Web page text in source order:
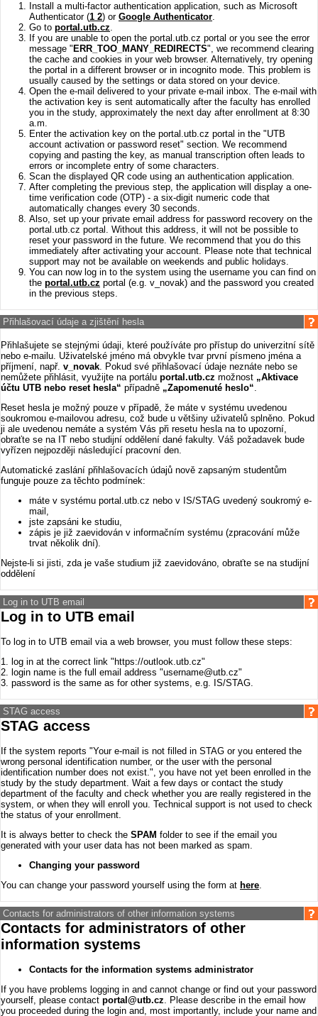
Install a multi-factor authentication application, such as Microsoft
Authenticator (1 2) or Google Authenticator.
Go to portal.utb.cz.
If you are unable to open the portal.utb.cz portal or you see the error
message " ERR_TOO_MANY_REDIRECTS", we recommend clearing
the cache and cookies in your web browser. Alternatively, try opening
the portal in a different browser or in incognito mode. This problem is
usually caused by the settings or data stored on your device.
Open the e-mail delivered to your private e-mail inbox. The e-mail with
the activation key is sent automatically after the faculty has enrolled
you in the study, approximately the next day after enrollment at 8:30
a.m.
Enter the activation key on the portal.utb.cz portal in the "UTB
account activation or password reset" section. We recommend
copying and pasting the key, as manual transcription often leads to
errors or incomplete entry of some characters.
Scan the displayed QR code using an authentication application.
After completing the previous step, the application will display a one-
time verification code (OTP) - a six-digit numeric code that
automatically changes every 30 seconds.
Also, set up your private email address for password recovery on the
portal.utb.cz portal. Without this address, it will not be possible to
reset your password in the future. We recommend that you do this
immediately after activating your account. Please note that technical
support may not be available on weekends and public holidays.
You can now log in to the system using the username you can find on
the portal.utb.cz portal (e.g. v_novak) and the password you created
in the previous steps.
Přihlašovací údaje a zjištění hesla
Přihlašujete se stejnými údaji, které používáte pro přístup do univerzitní sítě
nebo e-mailu. Uživatelské jméno má obvykle tvar první písmeno jména a
příjmení, např. v_novak. Pokud své přihlašovací údaje neznáte nebo se
nemůžete přihlásit, využijte na portálu portal.utb.cz možnost „Aktivace
účtu UTB nebo reset hesla“ případně „Zapomenuté heslo“.
Reset hesla je možný pouze v případě, že máte v systému uvedenou
soukromou e-mailovou adresu, což bude u většiny uživatelů splněno. Pokud
ji ale uvedenou nemáte a systém Vás při resetu hesla na to upozorní,
obraťte se na IT nebo studijní oddělení dané fakulty. Váš požadavek bude
vyřízen nejpozději následující pracovní den.
Automatické zaslání přihlašovacích údajů nově zapsaným studentům
funguje pouze za těchto podmínek:
máte v systému portal.utb.cz nebo v IS/STAG uvedený soukromý e-
mail,
jste zapsáni ke studiu,
zápis je již zaevidován v informačním systému (zpracování může
trvat několik dní).
Nejste-li si jisti, zda je vaše studium již zaevidováno, obraťte se na studijní
oddělení
Log in to UTB email
Log in to UTB email
To log in to UTB email via a web browser, you must follow these steps:
1. log in at the correct link "https://outlook.utb.cz"
2. login name is the full email address "username@utb.cz"
3. password is the same as for other systems, e.g. IS/STAG.
STAG access
STAG access
If the system reports "Your e-mail is not filled in STAG or you entered the
wrong personal identification number, or the user with the personal
identification number does not exist.", you have not yet been enrolled in the
study by the study department. Wait a few days or contact the study
department of the faculty and check whether you are really registered in the
system, or when they will enroll you. Technical support is not used to check
the status of your enrollment.
It is always better to check the SPAM folder to see if the email you
generated with your user data has not been marked as spam.
Changing your password
You can change your password yourself using the form at here.
Contacts for administrators of other information systems
Contacts for administrators of other
information systems
Contacts for the information systems administrator
If you have problems logging in and cannot change or find out your password
yourself, please contact portal@utb.cz. Please describe in the email how
you proceeded during the login and, most importantly, include your name and